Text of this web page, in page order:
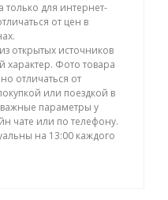
только для интернет-
от цен в
открытых источников
характер. Фото товара
отличаться от
или поездкой в
параметры у
чате или по телефону.
на 13:00 каждого